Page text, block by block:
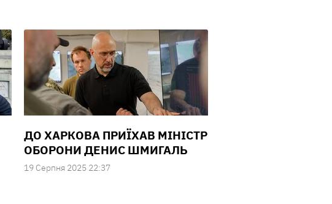
ДО ХАРКОВА ПРИЇХАВ МІНІСТР
ОБОРОНИ ДЕНИС ШМИГАЛЬ
19 Серпня 2025 22:37